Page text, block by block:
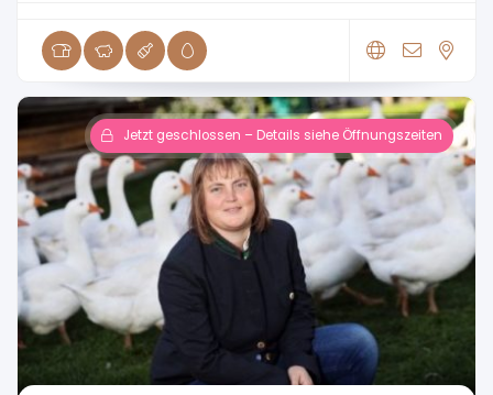
Jetzt geschlossen – Details siehe Öffnungszeiten